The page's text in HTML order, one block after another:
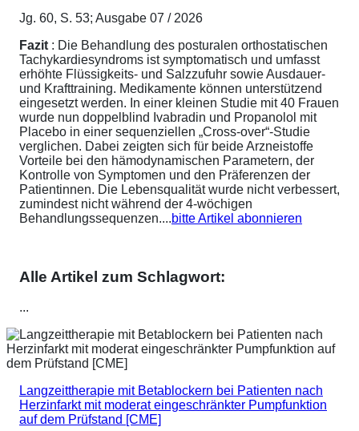
Jg. 60, S. 53; Ausgabe 07 / 2026
Fazit : Die Behandlung des posturalen orthostatischen
Tachykardiesyndroms ist symptomatisch und umfasst
erhöhte Flüssigkeits- und Salzzufuhr sowie Ausdauer-
und Krafttraining. Medikamente können unterstützend
eingesetzt werden. In einer kleinen Studie mit 40 Frauen
wurde nun doppelblind Ivabradin und Propanolol mit
Placebo in einer sequenziellen „Cross-over“-Studie
verglichen. Dabei zeigten sich für beide Arzneistoffe
Vorteile bei den hämodynamischen Parametern, der
Kontrolle von Symptomen und den Präferenzen der
Patientinnen. Die Lebensqualität wurde nicht verbessert,
zumindest nicht während der 4-wöchigen
Behandlungssequenzen....bitte Artikel abonnieren
Alle Artikel zum Schlagwort:
...
Langzeittherapie mit Betablockern bei Patienten nach
Herzinfarkt mit moderat eingeschränkter Pumpfunktion
auf dem Prüfstand [CME]